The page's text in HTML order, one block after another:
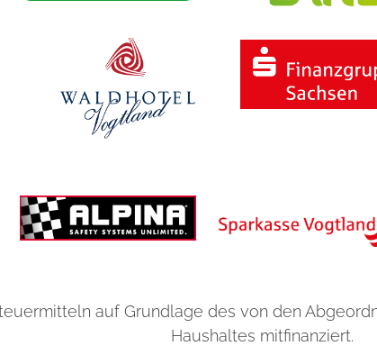
auf Grundlage des von den
Haushaltes mitfinanziert.